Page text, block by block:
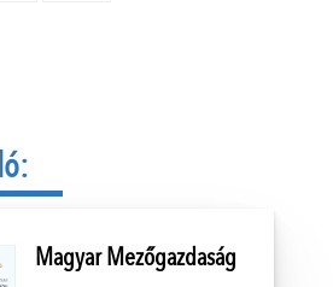
Magyar Mezőgazdaság